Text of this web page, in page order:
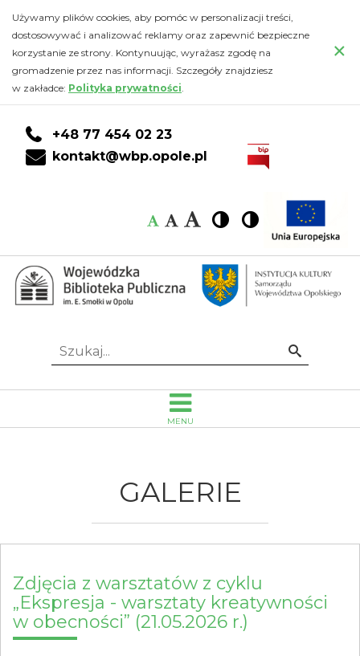
Galerie
zdjęć
Wojewódzka
Biblioteka
Emanuela
Smołki
Opolu
do
głównej
treści
DO
KONTA
CZYTELNIKA
DO
WYSZUKIWARKI
do
stopki
Używamy plików cookies, aby pomóc w personalizacji treści,
dostosowywać i analizować reklamy oraz zapewnić bezpieczne
korzystanie ze strony. Kontynuując, wyrażasz zgodę na
gromadzenie przez nas informacji. Szczegóły znajdziesz
w zakładce: Polityka prywatności.
×
+48 77 454 02 23
kontakt@wbp.opole.pl
Czcionka:
Czcionka
Czcionka
Czcionka
Wysoki
kontrast
Wysoki
kontrast
Idź
Szukaj...
MENU
GALERIE
Zdjęcia z warsztatów z cyklu
„Ekspresja - warsztaty kreatywności
w obecności” (21.05.2026 r.)